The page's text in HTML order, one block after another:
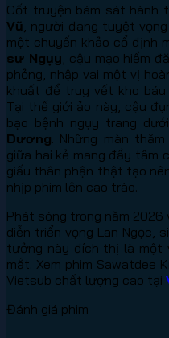
Cốt truyện bám sát hành
Vũ , người đang tuyệt
một chuyến khảo cổ định
sư Ngụy , cậu mạo hiểm
phỏng, nhập vai một vị
khuất để truy vết kho báu
Tại thế giới ảo này, cậu
bạo bệnh ngụy trang
Dương. Những màn
giữa hai kẻ mang đầy tâm
giấu thân phận thật tạo
nhịp phim lên cao trào.
Phát sóng trong năm
diễn triển vọng Lan Ngọc,
tưởng này đích thị là một
mắt. Xem phim Sawatdee
Vietsub chất lượng cao tại
Đánh giá phim